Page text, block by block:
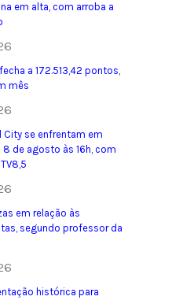
em alta, com arroba a
a 172.513,42 pontos,
mês
City se enfrentam em
de agosto às 16h, com
em relação às
segundo professor da
histórica para